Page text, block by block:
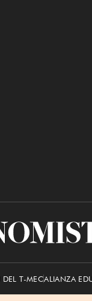
DEL T-MECALIANZA